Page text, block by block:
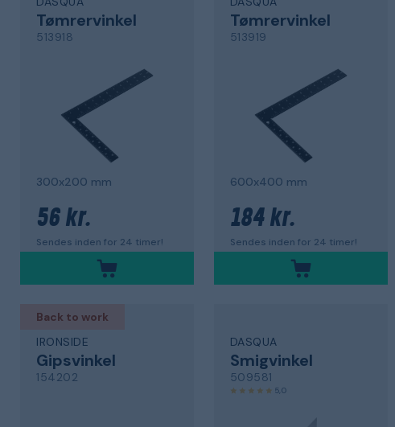
Tømrervinkel
513918
300x200 mm
56 kr.
Sendes inden for 24 timer!
Tømrervinkel
513919
600x400 mm
184 kr.
Sendes inden for 24 timer!
Back to work
IRONSIDE
Gipsvinkel
154202
DASQUA
Smigvinkel
509581
5,0